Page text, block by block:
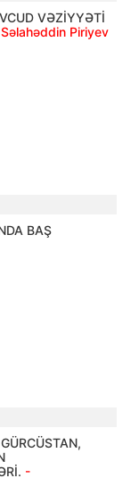
VƏZİYYƏTİ
Piriyev
BAŞ
-